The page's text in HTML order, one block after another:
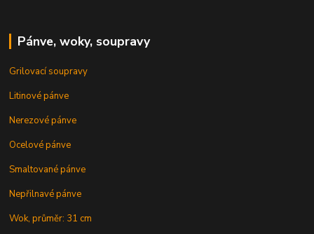
Pánve, woky, soupravy
Grilovací soupravy
Litinové pánve
Nerezové pánve
Ocelové pánve
Smaltované pánve
Nepřilnavé pánve
Wok, průměr: 31 cm